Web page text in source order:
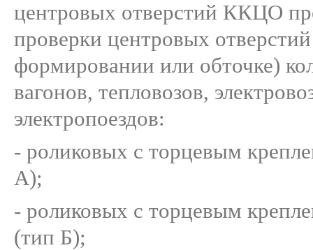
центровых отверстий ККЦО
проверки центровых
формировании или обточке)
вагонов, тепловозов,
электропоездов:
- роликовых с торцевым
А);
- роликовых с торцевым
(тип Б);